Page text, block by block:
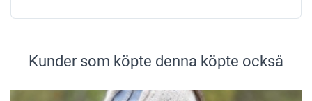
Kunder som köpte denna köpte också